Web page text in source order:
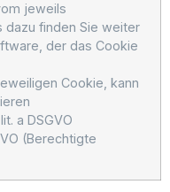
jeweils
dazu finden Sie weiter
der das Cookie
Cookie, kann
a DSGVO
(Berechtigte